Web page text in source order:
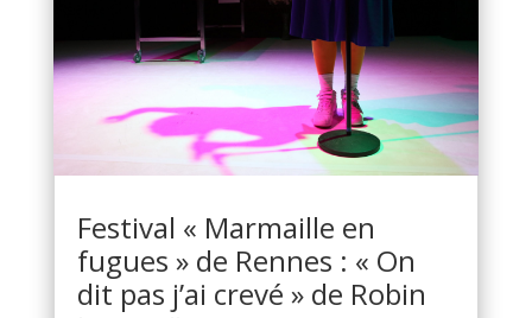
Festival « Marmaille en
fugues » de Rennes : « On
dit pas j’ai crevé » de Robin